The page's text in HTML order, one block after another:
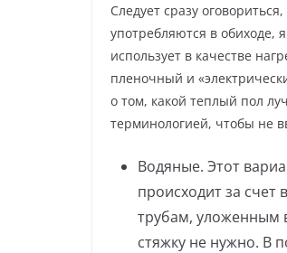
Следует сразу
употребляются в обиходе,
использует в качестве
пленочный и
о том, какой теплый пол
терминологией, чтобы не
Водяные. Этот
происходит за
трубам, уложенным
стяжку не нужно. В